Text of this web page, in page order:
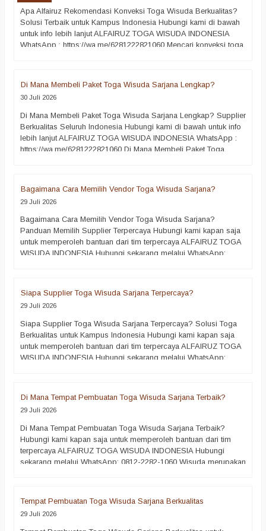
Apa Alfairuz Rekomendasi Konveksi Toga Wisuda Berkualitas?
Solusi Terbaik untuk Kampus Indonesia Hubungi kami di bawah
untuk info lebih lanjut ALFAIRUZ TOGA WISUDA INDONESIA
WhatsApp : https://wa.me/6281222821060 Mencari konveksi toga
kualitas…selengkapnya
Di Mana Membeli Paket Toga Wisuda Sarjana Lengkap?
30 Juli 2026
Di Mana Membeli Paket Toga Wisuda Sarjana Lengkap? Supplier
Berkualitas Seluruh Indonesia Hubungi kami di bawah untuk info
lebih lanjut ALFAIRUZ TOGA WISUDA INDONESIA WhatsApp :
https://wa.me/6281222821060 Di Mana Membeli Paket Toga
selengkapnya
Bagaimana Cara Memilih Vendor Toga Wisuda Sarjana?
29 Juli 2026
Bagaimana Cara Memilih Vendor Toga Wisuda Sarjana?
Panduan Memilih Supplier Terpercaya Hubungi kami kapan saja
untuk memperoleh bantuan dari tim terpercaya ALFAIRUZ TOGA
WISUDA INDONESIA Hubungi sekarang melalui WhatsApp:
karena itu, setiap perguruan…selengkapnya
Siapa Supplier Toga Wisuda Sarjana Terpercaya?
29 Juli 2026
Siapa Supplier Toga Wisuda Sarjana Terpercaya? Solusi Toga
Berkualitas untuk Kampus Indonesia Hubungi kami kapan saja
untuk memperoleh bantuan dari tim terpercaya ALFAIRUZ TOGA
WISUDA INDONESIA Hubungi sekarang melalui WhatsApp:
Wisuda bukan sekadar seremoni…selengkapnya
Di Mana Tempat Pembuatan Toga Wisuda Sarjana Terbaik?
29 Juli 2026
Di Mana Tempat Pembuatan Toga Wisuda Sarjana Terbaik?
Hubungi kami kapan saja untuk memperoleh bantuan dari tim
terpercaya ALFAIRUZ TOGA WISUDA INDONESIA Hubungi
sekarang melalui WhatsApp: 0812-2282-1060 Wisuda merupakan
yang berkesan, tertib,…selengkapnya
Tempat Pembuatan Toga Wisuda Sarjana Berkualitas
29 Juli 2026